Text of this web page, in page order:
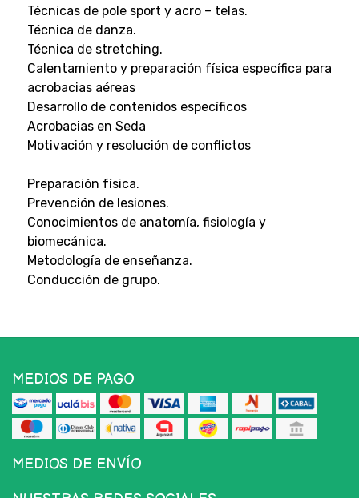
Técnicas de pole sport y acro – telas.
Técnica de danza.
Técnica de stretching.
Calentamiento y preparación física específica para
acrobacias aéreas
Desarrollo de contenidos específicos
Acrobacias en Seda
Motivación y resolución de conflictos
Preparación física.
Prevención de lesiones.
Conocimientos de anatomía, fisiología y
biomecánica.
Metodología de enseñanza.
Conducción de grupo.
MEDIOS DE PAGO
MEDIOS DE ENVÍO